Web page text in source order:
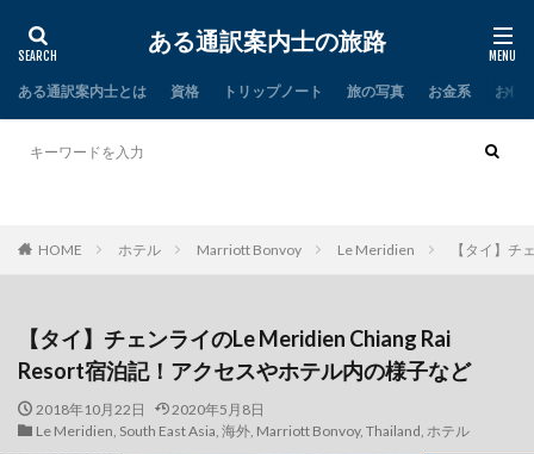
ある通訳案内士の旅路
ある通訳案内士とは 資格 トリップノート 旅の写真 お金系 お仕
HOME ホテル Marriott Bonvoy Le Meridien 【タイ】チ
【タイ】チェンライのLe Meridien Chiang Rai
Resort宿泊記！アクセスやホテル内の様子など
2018年10月22日
2020年5月8日
Le Meridien, South East Asia, 海外, Marriott Bonvoy, Thailand, ホテル